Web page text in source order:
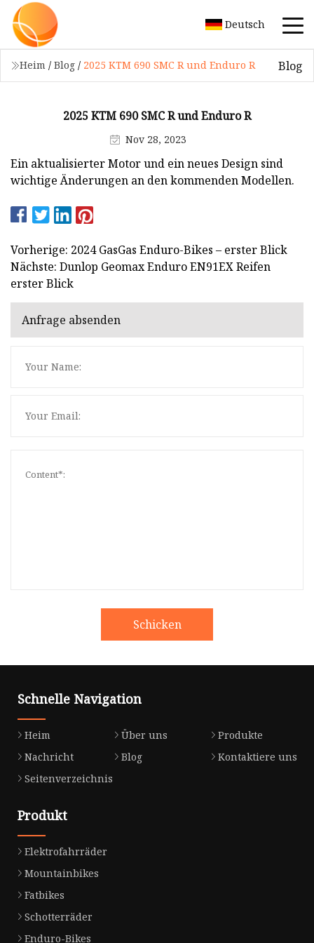
Deutsch
Heim / Blog / 2025 KTM 690 SMC R und Enduro R Blog
2025 KTM 690 SMC R und Enduro R
Nov 28, 2023
Ein aktualisierter Motor und ein neues Design sind
wichtige Änderungen an den kommenden Modellen.
Vorherige: 2024 GasGas Enduro-Bikes – erster Blick
Nächste: Dunlop Geomax Enduro EN91EX Reifen
erster Blick
Anfrage absenden
Schicken
Schnelle Navigation
Heim Über uns
Produkte
Nachricht
Blog
Kontaktiere uns
Seitenverzeichnis
Produkt
Elektrofahrräder
Mountainbikes
Fatbikes
Schotterräder
Enduro-Bikes